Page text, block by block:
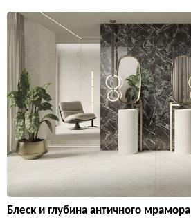
Блеск и глубина античного мрамора